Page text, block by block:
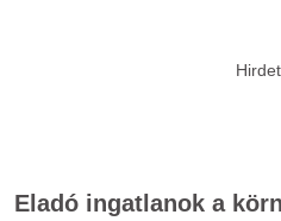
Eladó ingatlanok a